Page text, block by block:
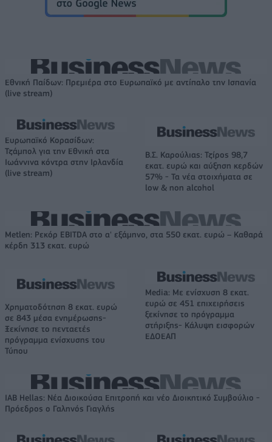
Εθνική Παίδων: Πρεμιέρα στο Ευρωπαϊκό με αντίπαλο την Ισπανία
(live stream)
Ευρωπαϊκό Κορασίδων:
Τζάμπολ για την Εθνική στα
Ιωάννινα κόντρα στην Ιρλανδία
(live stream)
Β.Σ. Καρούλιας: Τζίρος 98,7
εκατ. ευρώ και αύξηση κερδών
57% - Τα νέα στοιχήματα σε
low & non alcohol
Metlen: Ρεκόρ EBITDA στο α' εξάμηνο, στα 550 εκατ. ευρώ – Καθαρά
κέρδη 313 εκατ. ευρώ
Χρηματοδότηση 8 εκατ. ευρώ
σε 843 μέσα ενημέρωσης-
Ξεκίνησε το πενταετές
πρόγραμμα ενίσχυσης του
Τύπου
Media: Με ενίσχυση 8 εκατ.
ευρώ σε 451 επιχειρήσεις
ξεκίνησε το πρόγραμμα
στήριξης- Κάλυψη εισφορών
ΕΔΟΕΑΠ
IAB Hellas: Νέα Διοικούσα Επιτροπή και νέο Διοικητικό Συμβούλιο -
Πρόεδρος ο Γαληνός Γιαγλής